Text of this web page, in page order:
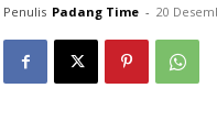
Penulis Padang Time - 20